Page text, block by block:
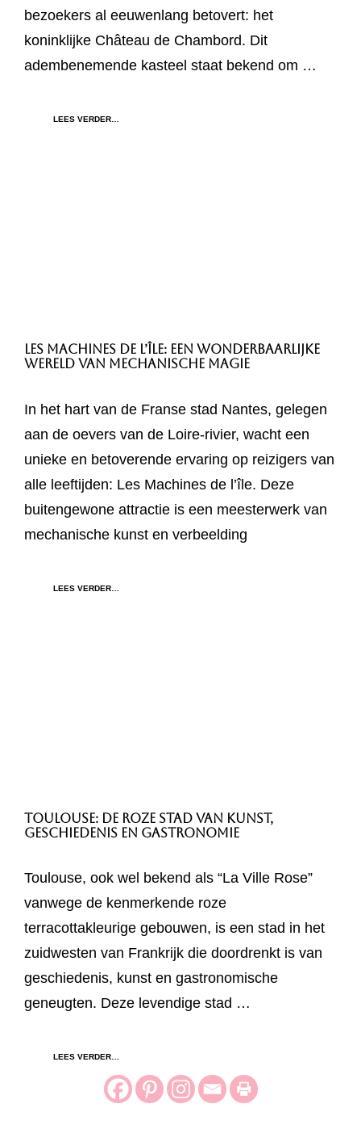
bezoekers al eeuwenlang betovert: het
koninklijke Château de Chambord. Dit
adembenemende kasteel staat bekend om …
LEES VERDER…
Les Machines de l’île: Een Wonderbaarlijke
Wereld van Mechanische Magie
In het hart van de Franse stad Nantes, gelegen
aan de oevers van de Loire-rivier, wacht een
unieke en betoverende ervaring op reizigers van
alle leeftijden: Les Machines de l’île. Deze
buitengewone attractie is een meesterwerk van
mechanische kunst en verbeelding
LEES VERDER…
Toulouse: De Roze Stad van Kunst,
Geschiedenis en Gastronomie
Toulouse, ook wel bekend als “La Ville Rose”
vanwege de kenmerkende roze
terracottakleurige gebouwen, is een stad in het
zuidwesten van Frankrijk die doordrenkt is van
geschiedenis, kunst en gastronomische
geneugten. Deze levendige stad …
LEES VERDER…